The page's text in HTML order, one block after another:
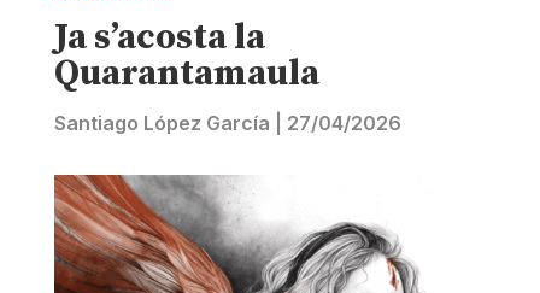
Ja s’acosta la
Quarantamaula
Santiago López García 27/04/2026